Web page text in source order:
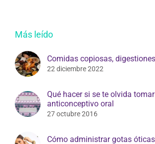
Más leído
Comidas copiosas,
22 diciembre 2022
Qué hacer si se te olvida
anticonceptivo oral
27 octubre 2016
Cómo administrar gotas óticas